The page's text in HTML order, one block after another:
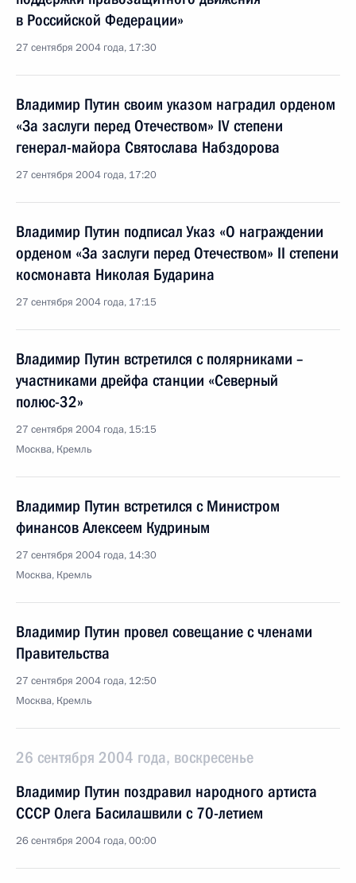
в Российской Федерации»
27 сентября 2004 года, 17:30
Владимир Путин своим указом наградил орденом
«За заслуги перед Отечеством» IV степени
генерал-майора Святослава Набздорова
27 сентября 2004 года, 17:20
Владимир Путин подписал Указ «О награждении
орденом «За заслуги перед Отечеством» II степени
космонавта Николая Бударина
27 сентября 2004 года, 17:15
Владимир Путин встретился с полярниками –
участниками дрейфа станции «Северный
полюс-32»
27 сентября 2004 года, 15:15
Москва, Кремль
Владимир Путин встретился с Министром
финансов Алексеем Кудриным
27 сентября 2004 года, 14:30
Москва, Кремль
Владимир Путин провел совещание с членами
Правительства
27 сентября 2004 года, 12:50
Москва, Кремль
26 сентября 2004 года, воскресенье
Владимир Путин поздравил народного артиста
СССР Олега Басилашвили с 70-летием
26 сентября 2004 года, 00:00